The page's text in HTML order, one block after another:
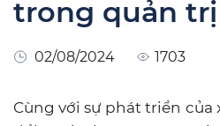
trong quản
02/08/2024 1703
Cùng với sự phát triển của